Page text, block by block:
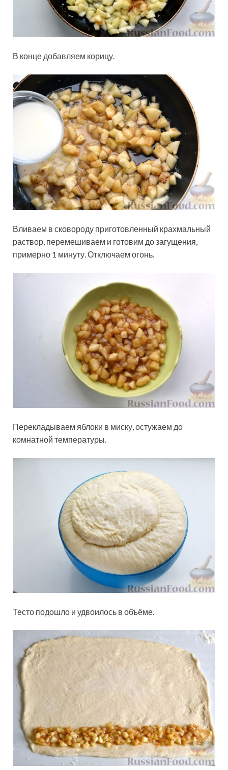
В конце добавляем корицу.
Вливаем в сковороду приготовленный крахмальный
раствор, перемешиваем и готовим до загущения,
примерно 1 минуту. Отключаем огонь.
Перекладываем яблоки в миску, остужаем до
комнатной температуры.
Тесто подошло и удвоилось в объёме.